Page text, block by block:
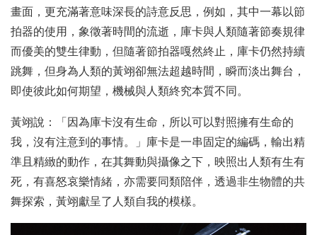
畫面，更充滿著意味深長的詩意反思，例如，其中一幕以節
拍器的使用，象徵著時間的流逝，庫卡與人類隨著節奏規律
而優美的雙生律動，但隨著節拍器嘎然終止，庫卡仍然持續
跳舞，但身為人類的黃翊卻無法超越時間，瞬而淡出舞台，
即使彼此如何期望，機械與人類終究本質不同。
黃翊說：「因為庫卡沒有生命，所以可以對照擁有生命的
我，沒有注意到的事情。」庫卡是一串固定的編碼，輸出精
準且精緻的動作，在其舞動與攝像之下，映照出人類有生有
死，有喜怒哀樂情緒，亦需要同類陪伴，透過非生物體的共
舞探索，黃翊獻呈了人類自我的模樣。